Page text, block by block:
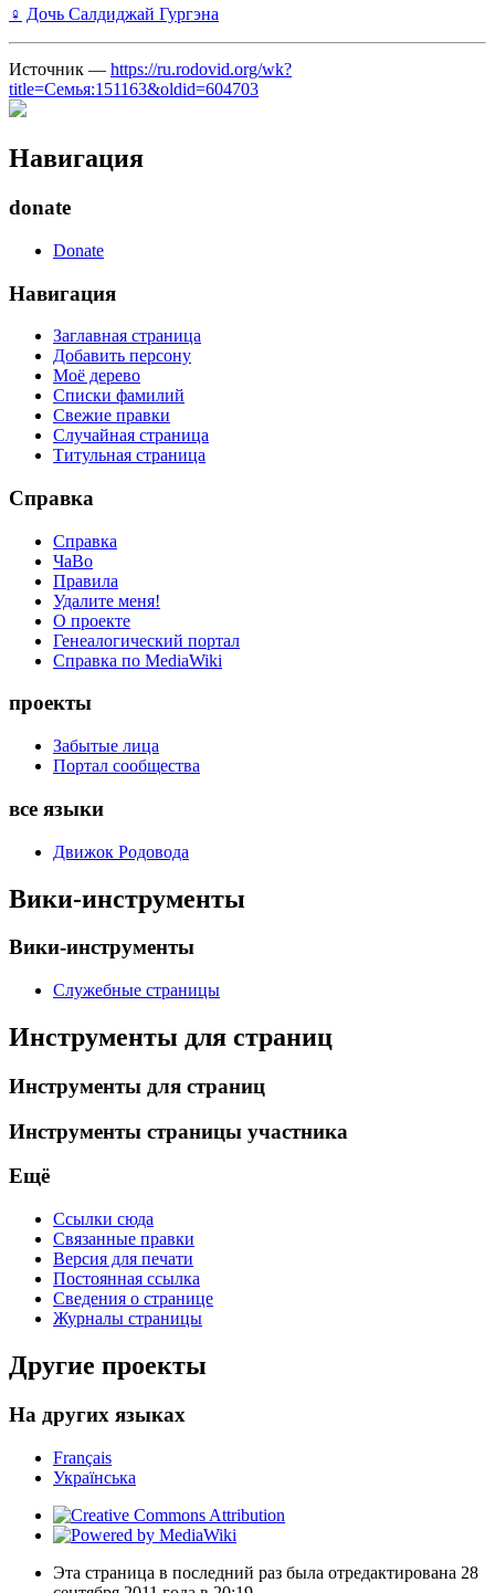
♀ Дочь Салдиджай Гургэна
Источник — https://ru.rodovid.org/wk?
title=Семья:151163&oldid=604703
Навигация
donate
Donate
Навигация
Заглавная страница
Добавить персону
Моё дерево
Списки фамилий
Свежие правки
Случайная страница
Титульная страница
Справка
Справка
ЧаВо
Правила
Удалите меня!
О проекте
Генеалогический портал
Справка по MediaWiki
проекты
Забытые лица
Портал сообщества
все языки
Движок Родовода
Вики-инструменты
Вики-инструменты
Служебные страницы
Инструменты для страниц
Инструменты для страниц
Инструменты страницы участника
Ещё
Ссылки сюда
Связанные правки
Версия для печати
Постоянная ссылка
Сведения о странице
Журналы страницы
Другие проекты
На других языках
Français
Українська
Эта страница в последний раз была отредактирована 28